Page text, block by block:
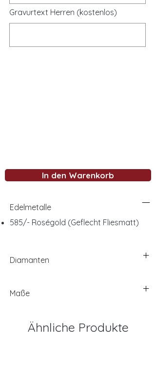
Gravurtext Herren (kostenlos)
In den Warenkorb
Edelmetalle
585/- Roségold (Geflecht Fliesmatt)
Diamanten
Maße
Ähnliche Produkte